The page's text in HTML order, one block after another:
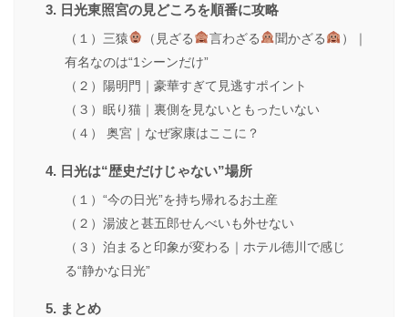
3. 日光東照宮の見どころを順番に攻略
（１）三猿 （見ざる 言わざる 聞かざる
）｜
有名なのは“1シーンだけ”
（２）陽明門｜豪華すぎて見逃すポイント
（３）眠り猫｜裏側を見ないともったいない
（４） 奥宮｜なぜ家康はここに？
4. 日光は“歴史だけじゃない”場所
（１）“今の日光”を持ち帰れるお土産
（２）湯波と甚五郎せんべいも外せない
（３）泊まると印象が変わる｜ホテル徳川で感じ
る“静かな日光”
5. まとめ